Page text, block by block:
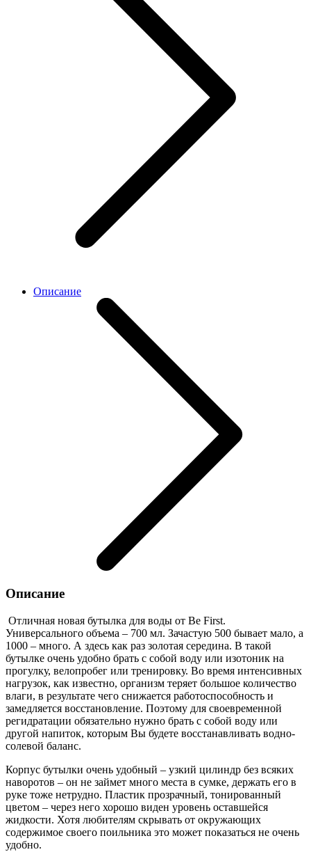
Описание
Описание
Отличная новая бутылка для воды от Be First.
Универсального объема – 700 мл. Зачастую 500 бывает мало, а
1000 – много. А здесь как раз золотая середина. В такой
бутылке очень удобно брать с собой воду или изотоник на
прогулку, велопробег или тренировку. Во время интенсивных
нагрузок, как известно, организм теряет большое количество
влаги, в результате чего снижается работоспособность и
замедляется восстановление. Поэтому для своевременной
регидратации обязательно нужно брать с собой воду или
другой напиток, которым Вы будете восстанавливать водно-
солевой баланс.
Корпус бутылки очень удобный – узкий цилиндр без всяких
наворотов – он не займет много места в сумке, держать его в
руке тоже нетрудно. Пластик прозрачный, тонированный
цветом – через него хорошо виден уровень оставшейся
жидкости. Хотя любителям скрывать от окружающих
содержимое своего поильника это может показаться не очень
удобно.